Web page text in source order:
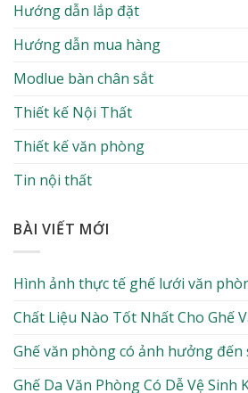
Hướng dẫn lắp đặt
Hướng dẫn mua hàng
Modlue bàn chân sắt
Thiết kế Nội Thất
Thiết kế văn phòng
Tin nội thất
BÀI VIẾT MỚI
Hình ảnh thực tế ghế lưới văn
Chất Liệu Nào Tốt Nhất Cho Ghế
Ghế văn phòng có ảnh hưởng đến
Ghế Da Văn Phòng Có Dễ Vệ Sinh